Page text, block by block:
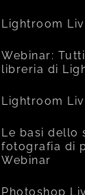
Lightroom
Webinar:
libreria di
Lightroom
Le basi dello
fotografia di
Webinar
Photoshop